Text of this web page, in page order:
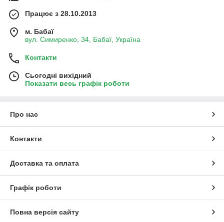
Працює з 28.10.2013
м. Бабаї
вул. Симиренко, 34, Бабаї, Україна
Контакти
Сьогодні вихідний
Показати весь графік роботи
Про нас
Контакти
Доставка та оплата
Графік роботи
Повна версія сайту